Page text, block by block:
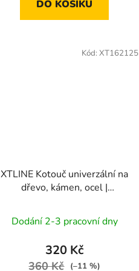
DO KOŠÍKU
XTLINE Kotouč univerzální na
dřevo, kámen, ocel |
Dodání 2-3 pracovní dny
320 Kč
360 Kč (–11 %)
Kód: XT162125